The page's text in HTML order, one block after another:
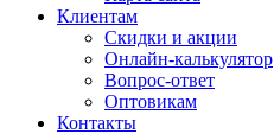
Клиентам
Скидки и акции
Онлайн-калькулятор
Вопрос-ответ
Оптовикам
Контакты